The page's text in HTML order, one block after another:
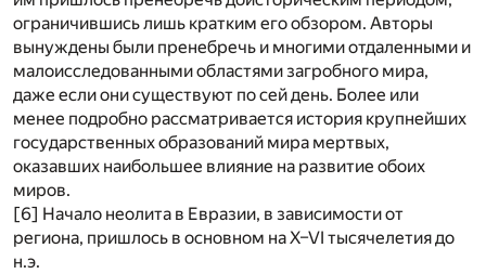
ограничившись лишь кратким его обзором. Авторы
вынуждены были пренебречь и многими отдаленными и
малоисследованными областями загробного мира,
даже если они существуют по сей день. Более или
менее подробно рассматривается история крупнейших
государственных образований мира мертвых,
оказавших наибольшее влияние на развитие обоих
миров.
[6] Начало неолита в Евразии, в зависимости от
региона, пришлось в основном на X–VI тысячелетия до
н.э.